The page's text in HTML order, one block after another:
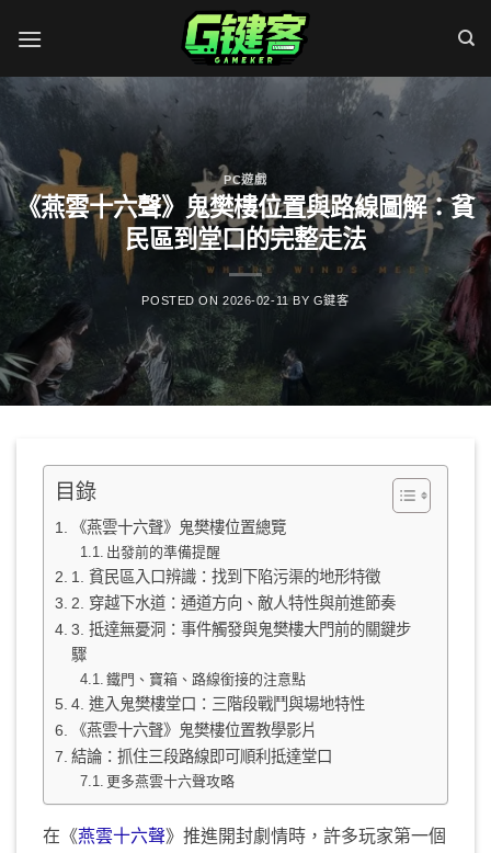
PC遊戲
《燕雲十六聲》鬼樊樓位置與路線圖解：貧
民區到堂口的完整走法
POSTED ON2026-02-11 BY G鍵客
目錄
《燕雲十六聲》鬼樊樓位置總覽
出發前的準備提醒
1. 貧民區入口辨識：找到下陷污渠的地形特徵
2. 穿越下水道：通道方向、敵人特性與前進節奏
3. 抵達無憂洞：事件觸發與鬼樊樓大門前的關鍵步
驟
鐵門、寶箱、路線銜接的注意點
4. 進入鬼樊樓堂口：三階段戰鬥與場地特性
《燕雲十六聲》鬼樊樓位置教學影片
結論：抓住三段路線即可順利抵達堂口
更多燕雲十六聲攻略
在《燕雲十六聲》推進開封劇情時，許多玩家第一個